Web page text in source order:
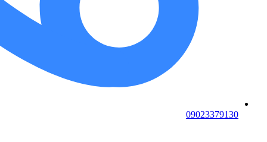
09023379130